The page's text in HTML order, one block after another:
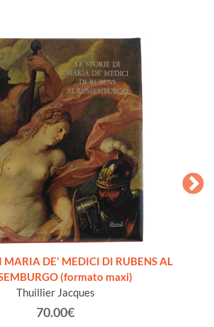
MARIA DE' MEDICI DI RUBENS AL
(formato maxi)
Thuillier Jacques
70.00€